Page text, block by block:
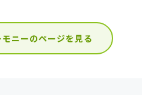
ニーのページを見る